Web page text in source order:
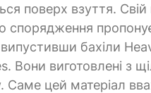
поверх взуття. Свій
спорядження
бахіли
Вони виготовлені з
Саме цей матеріал